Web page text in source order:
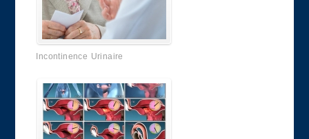
Incontinence Urinaire